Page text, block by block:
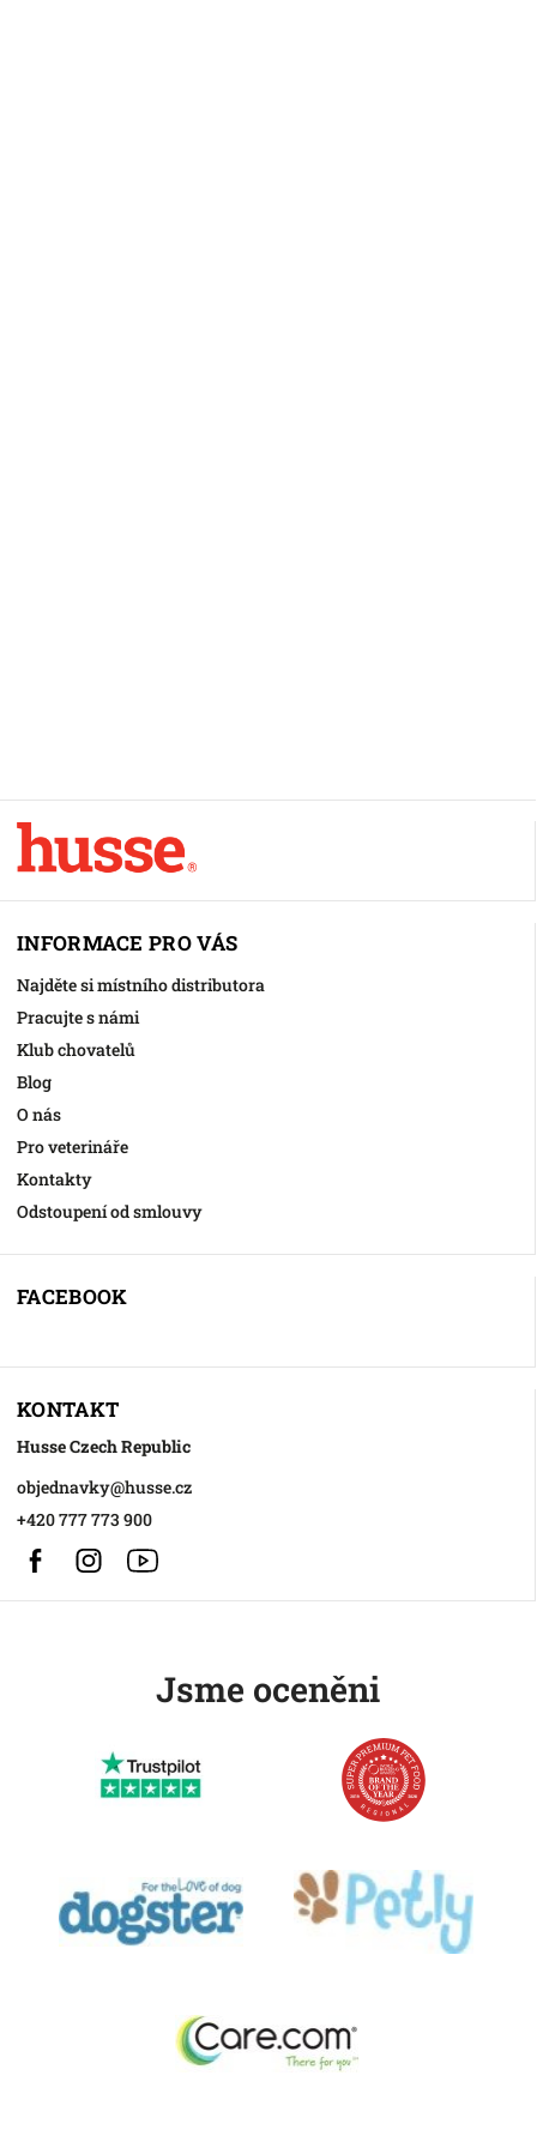
INFORMACE PRO VÁS
Najděte si místního distributora
Pracujte s námi
Klub chovatelů
Blog
O nás
Pro veterináře
Kontakty
Odstoupení od smlouvy
FACEBOOK
KONTAKT
Husse Czech Republic
objednavky@husse.cz
+420 777 773 900
FacebookInstagram
Jsme oceněni